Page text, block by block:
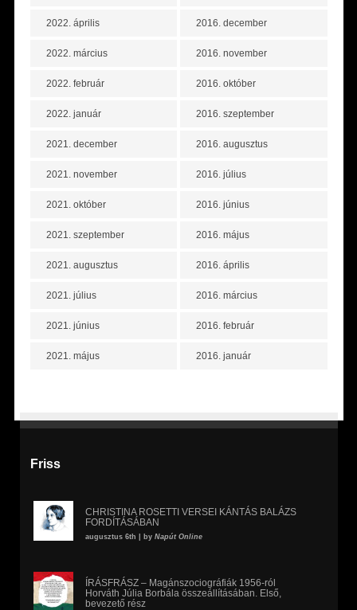
2022. április
2022. március
2022. február
2022. január
2021. december
2021. november
2021. október
2021. szeptember
2021. augusztus
2021. július
2021. június
2021. május
2016. december
2016. november
2016. október
2016. szeptember
2016. augusztus
2016. július
2016. június
2016. május
2016. április
2016. március
2016. február
2016. január
Friss
CHRISTINA ROSETTI VERSEI KÁNTÁS BALÁZS
FORDÍTÁSÁBAN
augusztus 6th | by Napút Online
ÍRÁSFRÁSZ – Magánszociográfiák 1956-ról
Horváth Júlia Borbála összeállításában. Első,
bevezető rész